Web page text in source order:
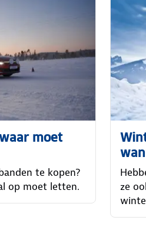
moet
te kopen?
op moet letten.
ze